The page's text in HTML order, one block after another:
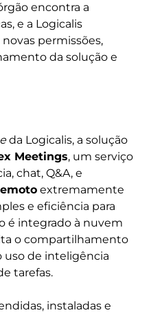
encontra a
e a Logicalis
permissões,
da solução e
da Logicalis, a solução
Meetings, um serviço
chat, Q&A, e
extremamente
e eficiência para
é integrado à nuvem
o compartilhamento
uso de inteligência
tarefas.
instaladas e